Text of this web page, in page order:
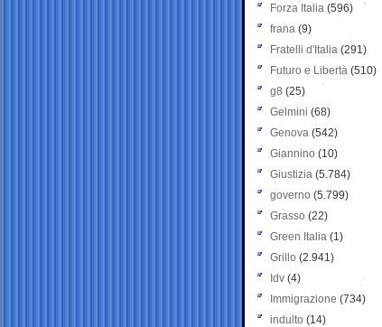
Forza Italia (596)
frana (9)
Fratelli d'Italia (291)
Futuro e Libertà (510)
g8 (25)
Gelmini (68)
Genova (542)
Giannino (10)
Giustizia (5.784)
governo (5.799)
Grasso (22)
Green Italia (1)
Grillo (2.941)
Idv (4)
Immigrazione (734)
indulto (14)